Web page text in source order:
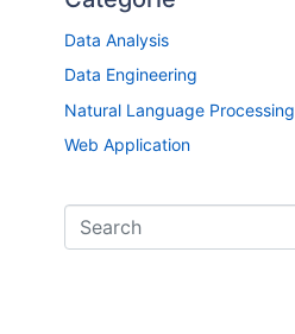
Data Analysis
Data Engineering
Natural Language Processing
Web Application